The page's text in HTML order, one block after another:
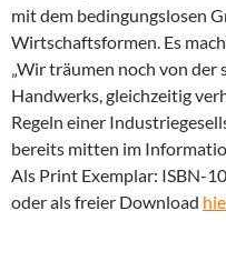
mit dem bedingungslosen
Wirtschaftsformen. Es
„Wir träumen noch von der
Handwerks, gleichzeitig
Regeln einer
bereits mitten im
Als Print Exemplar: ISBN-
oder als freier Download